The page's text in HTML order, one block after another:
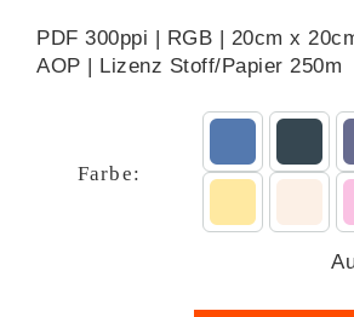
PDF 300ppi | RGB | 20cm x
AOP | Lizenz Stoff/Papier 250m
Farbe: